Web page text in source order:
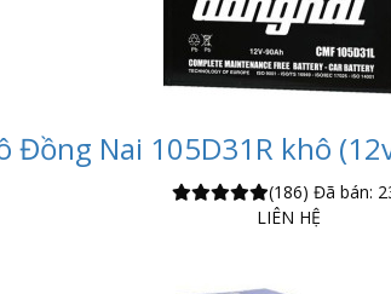
Đồng Nai 105D31R khô
(186) Đã bán:
LIÊN HỆ